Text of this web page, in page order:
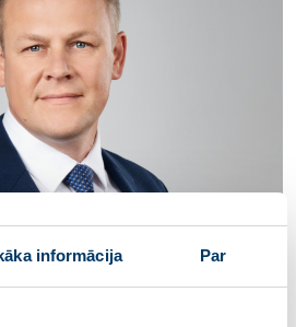
informācija Par